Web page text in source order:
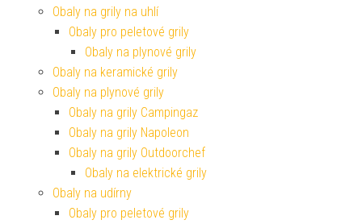
Obaly na grily na uhlí
Obaly pro peletové grily
Obaly na plynové grily
Obaly na keramické grily
Obaly na plynové grily
Obaly na grily Campingaz
Obaly na grily Napoleon
Obaly na grily Outdoorchef
Obaly na elektrické grily
Obaly na udírny
Obaly pro peletové grily